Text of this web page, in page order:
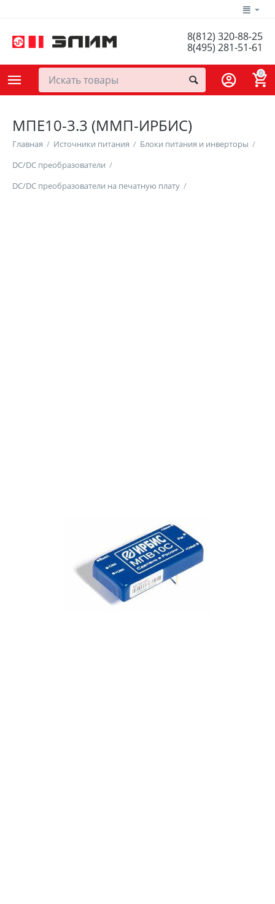
8(812) 320-88-25
8(495) 281-51-61
0
МПЕ10-3.3 (ММП-ИРБИС)
Главная / Источники питания / Блоки питания и инверторы /
DC/DC преобразователи /
DC/DC преобразователи на печатную плату /